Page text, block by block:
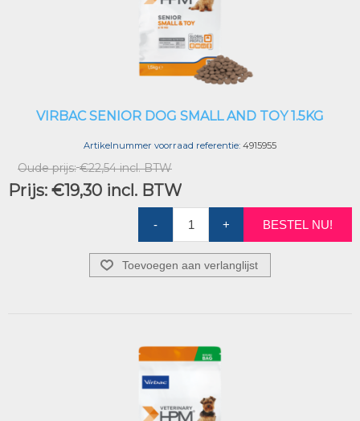
VIRBAC SENIOR DOG SMALL AND TOY 1.5KG
Artikelnummer voorraad referentie: 4915955
Oude prijs: €22,54 incl. BTW
Prijs: €19,30 incl. BTW
- + BESTEL NU!
Toevoegen aan verlanglijst